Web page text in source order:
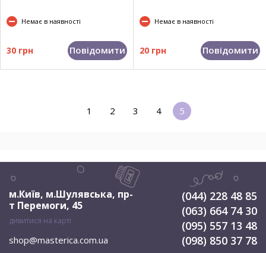
Немає в наявності
30 грн Повідомити
Немає в наявності
20 грн Повідомити
1 2 3 4 5
м.Київ, м.Шулявська, пр-
т Перемоги, 45
дивитися на карті
shop@masterica.com.ua
(044) 228 48 85
(063) 664 74 30
(095) 557 13 48
(098) 850 37 78